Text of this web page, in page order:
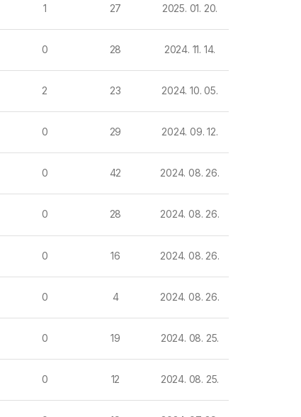
1 27 2025. 01. 20.
0 28 2024. 11. 14.
2 23 2024. 10. 05.
0 29 2024. 09. 12.
0 42 2024. 08. 26.
0 28 2024. 08. 26.
0 16 2024. 08. 26.
0 4 2024. 08. 26.
0 19 2024. 08. 25.
0 12 2024. 08. 25.